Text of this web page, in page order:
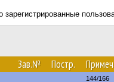
зарегистрированные
Зав.№ Постр.
144/166